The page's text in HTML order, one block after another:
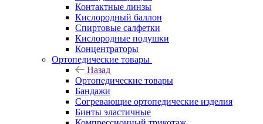
Контактные линзы
Кислородный баллон
Спиртовые салфетки
Кислородные подушки
Концентраторы
Ортопедические товары
Назад
Ортопедические товары
Бандажи
Согревающие ортопедические изделия
Бинты эластичные